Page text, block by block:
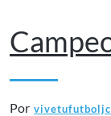
Por